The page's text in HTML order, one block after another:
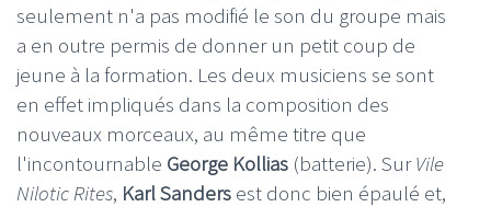
seulement n'a pas modifié le son du groupe mais
a en outre permis de donner un petit coup de
jeune à la formation. Les deux musiciens se sont
en effet impliqués dans la composition des
nouveaux morceaux, au même titre que
l'incontournable George Kollias (batterie). SurVile
Nilotic Rites, Karl Sanders est donc bien épaulé et,